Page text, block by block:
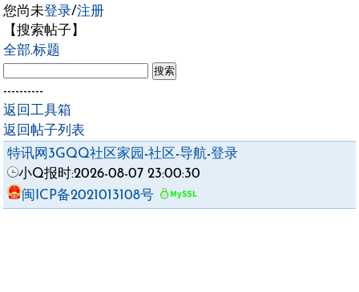
您尚未登录/注册
【搜索帖子】
全部.标题
----------
返回工具箱
返回帖子列表
特讯网3GQQ社区家园 -社区 -导航-登录
小Q报时:2026-08-07 23:00:30
闽ICP备2021013108号